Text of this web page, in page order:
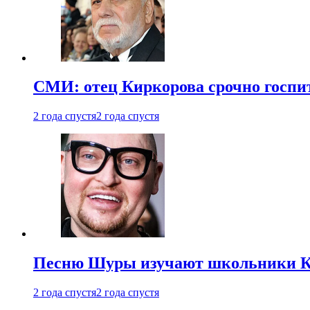
СМИ: отец Киркорова срочно
2 года спустя2 года спустя
Песню Шуры изучают школьники
2 года спустя2 года спустя